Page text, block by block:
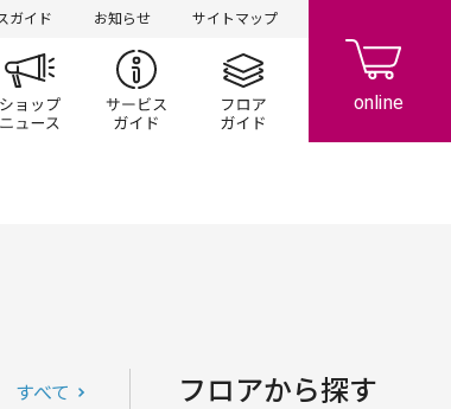
ガイド お知らせ サイトマップ
ーン
ップ一覧 ショップニュースサービスガイドフロアガイド
すべて フロアから探す